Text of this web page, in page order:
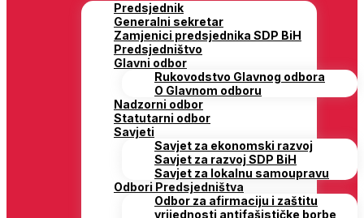
Predsjednik
Generalni sekretar
Zamjenici predsjednika SDP BiH
Predsjedništvo
Glavni odbor
Rukovodstvo Glavnog odbora
O Glavnom odboru
Nadzorni odbor
Statutarni odbor
Savjeti
Savjet za ekonomski razvoj
Savjet za razvoj SDP BiH
Savjet za lokalnu samoupravu
Odbori Predsjedništva
Odbor za afirmaciju i zaštitu
vrijednosti antifašističke borbe